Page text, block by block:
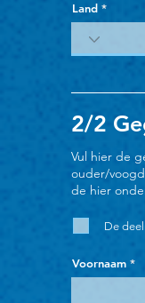
Land
2/2
Vul hier de
ouder/
de hier
De
Voornaam